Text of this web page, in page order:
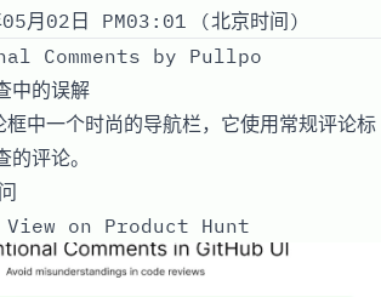
05月02日 PM03:01 (北京时间)
Comments by Pullpo
中的误解
中一个时尚的导航栏，它使用常规评论标
评论。
View on Product Hunt